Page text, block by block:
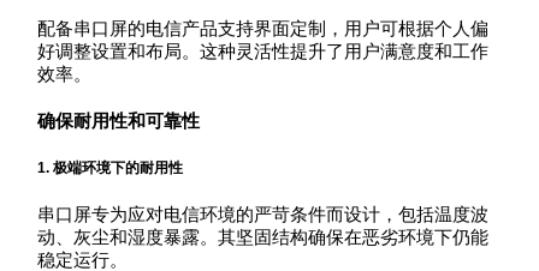
配备串口屏的电信产品支持界面定制，用户可根据个人偏
好调整设置和布局。这种灵活性提升了用户满意度和工作
效率。
确保耐用性和可靠性
1.极端环境下的耐用性
串口屏专为应对电信环境的严苛条件而设计，包括温度波
动、灰尘和湿度暴露。其坚固结构确保在恶劣环境下仍能
稳定运行。